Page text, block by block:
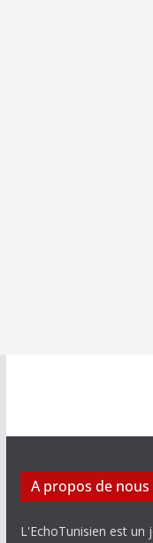
A propos de nous
L'EchoTunisien est un